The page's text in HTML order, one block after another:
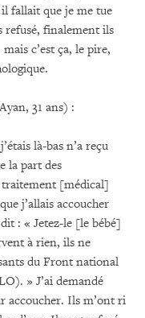
fallait que je me tue
refusé, finalement ils
c’est ça, le pire,
31 ans) :
là-bas n’a reçu
la part des
traitement [médical]
j’allais accoucher
: « Jetez-le [le bébé]
à rien, ils ne
du Front national
» J’ai demandé
accoucher. Ils m’ont ri